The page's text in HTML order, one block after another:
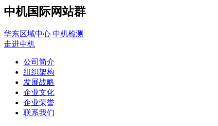
中机国际网站群
华东区域中心 中机检测
走进中机
公司简介
组织架构
发展战略
企业文化
企业荣誉
联系我们